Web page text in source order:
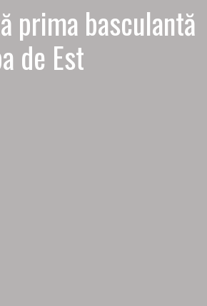
prima basculantă
de Est